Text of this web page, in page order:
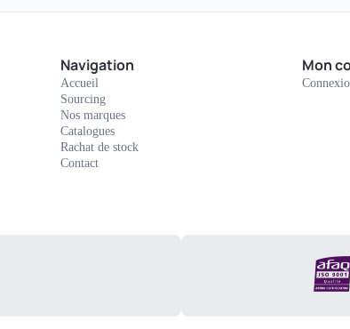
Navigation
Accueil
Sourcing
Nos marques
Catalogues
Rachat de stock
Contact
Mon